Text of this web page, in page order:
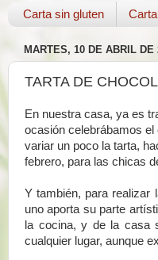
Carta sin gluten
MARTES, 10 DE ABRIL DE
TARTA DE
En nuestra casa, ya es
ocasión celebrábamos
variar un poco la tarta,
febrero, para las chicas
Y también, para realizar
uno aporta su parte
la cocina, y de la casa
cualquier lugar, aunque